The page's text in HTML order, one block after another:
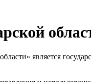
является